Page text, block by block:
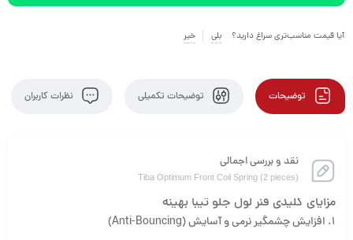
آیا قیمت مناسب‌تری سراغ دارید؟ بلی خیر
توضیحات توضیحات تکمیلی نظرات کاربران
نقد و بررسی اجمالی
Tiba Optimum Front Coil Spring (2 pieces)
مزایای کلیدی فنر لول جلو تیبا بهینه
۱. افزایش چشمگیر نرمی و آسایش (Anti-Bouncing)